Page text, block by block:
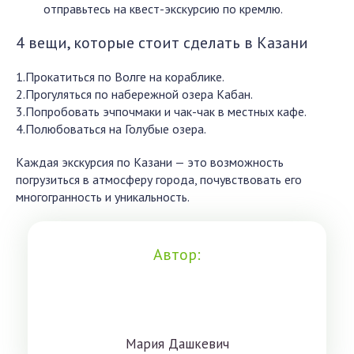
отправьтесь на квест-экскурсию по кремлю.
4 вещи, которые стоит сделать в Казани
1.Прокатиться по Волге на кораблике.
2.Прогуляться по набережной озера Кабан.
3.Попробовать эчпочмаки и чак-чак в местных кафе.
4.Полюбоваться на Голубые озера.
Каждая экскурсия по Казани — это возможность
погрузиться в атмосферу города, почувствовать его
многогранность и уникальность.
Автор:
Мaрия Дaшкeвич